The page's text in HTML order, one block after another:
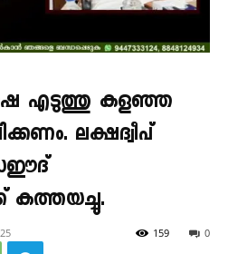
എടുത്തു കളഞ്ഞ
ലക്ഷദ്വീപ്
സഈദ്
കത്തയച്ചു.
0
159